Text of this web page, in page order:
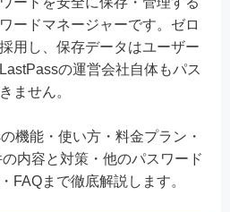
ードマネージャーです。ゼロ
用し、保存データはユーザー
の運営会社自体もパス
ません。
機能・使い方・料金プラン・
内容と対策・他のパスワード
FAQまで徹底解説します。